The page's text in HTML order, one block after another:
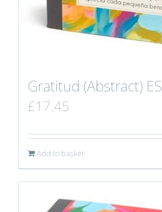
Gratitud (Abstract) ES
£17.45
Add to basket